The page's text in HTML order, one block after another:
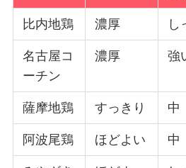
比内地鶏 濃厚 し
名古屋コ
ーチン
濃厚 強
薩摩地鶏 すっきり 中
阿波尾鶏 ほどよい 中